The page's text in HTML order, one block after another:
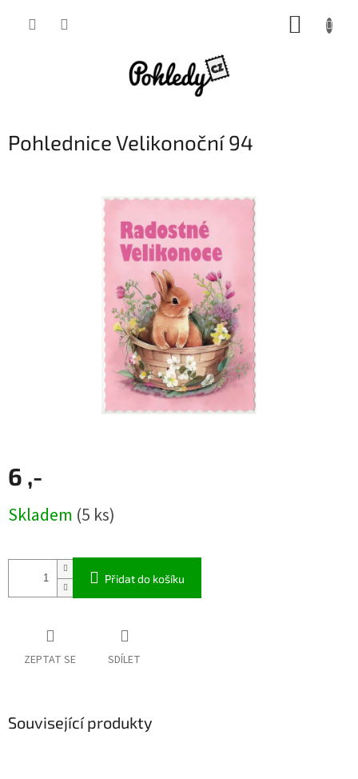
Pohlednice Velikonoční 94
6 ,-
cena:
Skladem (5 ks)
Přidat do košíku
ZEPTAT SE SDÍLET
Související produkty